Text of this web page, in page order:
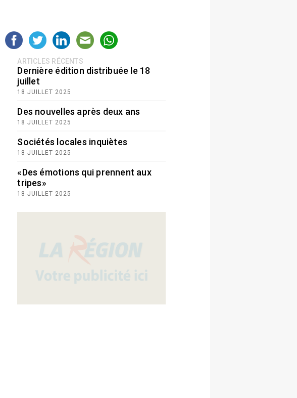
ARTICLES RÉCENTS
Dernière édition distribuée le 18
juillet
18 JUILLET 2025
Des nouvelles après deux ans
18 JUILLET 2025
Sociétés locales inquiètes
18 JUILLET 2025
«Des émotions qui prennent aux
tripes»
18 JUILLET 2025